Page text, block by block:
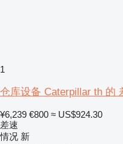
1
仓库设备 Caterpillar th 的
¥6,239 €800 ≈ US$924.30
差速
情况 新